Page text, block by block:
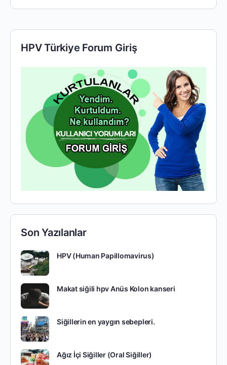
HPV Türkiye Forum Giriş
Son Yazılanlar
HPV (Human Papillomavirus)
Makat siğili hpv Anüs Kolon kanseri
Siğillerin en yaygın sebepleri.
Ağız İçi Siğiller (Oral Siğiller)